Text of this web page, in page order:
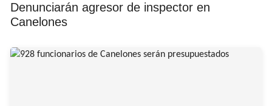
Denunciarán agresor de inspector en
Canelones